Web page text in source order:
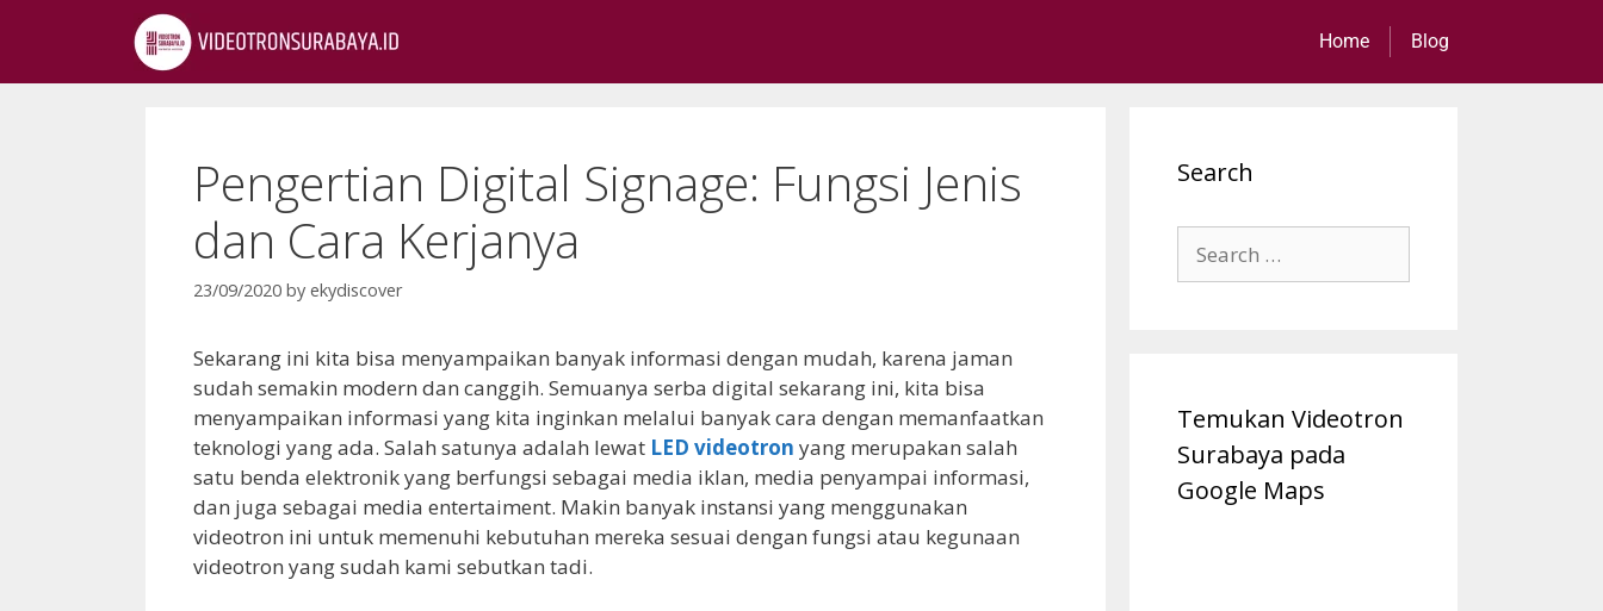
Home Blog
Pengertian Digital Signage: Fungsi Jenis
dan Cara Kerjanya
23/09/2020 by ekydiscover
Sekarang ini kita bisa menyampaikan banyak informasi dengan mudah, karena jaman
sudah semakin modern dan canggih. Semuanya serba digital sekarang ini, kita bisa
menyampaikan informasi yang kita inginkan melalui banyak cara dengan memanfaatkan
teknologi yang ada. Salah satunya adalah lewat LED videotron yang merupakan salah
satu benda elektronik yang berfungsi sebagai media iklan, media penyampai informasi,
dan juga sebagai media entertaiment. Makin banyak instansi yang menggunakan
videotron ini untuk memenuhi kebutuhan mereka sesuai dengan fungsi atau kegunaan
videotron yang sudah kami sebutkan tadi.
Search
Temukan Videotron
Surabaya pada
Google Maps